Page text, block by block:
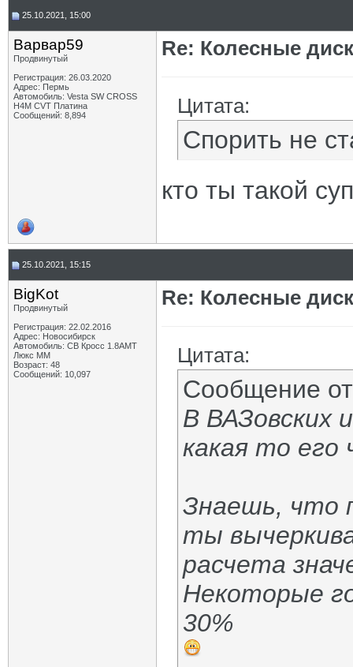
25.10.2021, 15:00
Варвар59
Продвинутый
Регистрация: 26.03.2020
Адрес: Пермь
Автомобиль: Vesta SW CROSS
H4M CVT Платина
Сообщений: 8,894
Re: Колесные
Цитата:
Спорить не
кто ты такой
25.10.2021, 15:15
BigKot
Продвинутый
Регистрация: 22.02.2016
Адрес: Новосибирск
Автомобиль: СВ Кросс 1.8АМТ
Люкс ММ
Возраст: 48
Сообщений: 10,097
Re: Колесные
Цитата:
Сообщение
В ВАЗовских
какая то его
Знаешь, что
ты
расчета
Некоторые
30%